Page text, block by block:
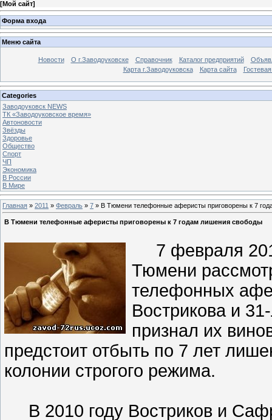
[Мой сайт]
Форма входа
Меню сайта
Новости О г.Заводоуковске Справочник Каталог предприятий
Карта г.Заводоуковска
Карта сайта
Categories
Заводоуковск NEWS
ТК «Заводоуковское время»
Автоновости
Звёзды
Здоровье
Общество
Спорт
ЧП
Экономика
В России
В Мире
Главная » 2011 » Февраль » 7 » В Тюмени телефонные аферисты приговорены к 7
В Тюмени телефонные аферисты приговорены к 7 годам лишения свободы
7 февраля
Тюмени
телефонных
Вострикова и
признал их
предстоит отбыть по 7 лет
колонии строгого режима.
В 2010 году Востриков и